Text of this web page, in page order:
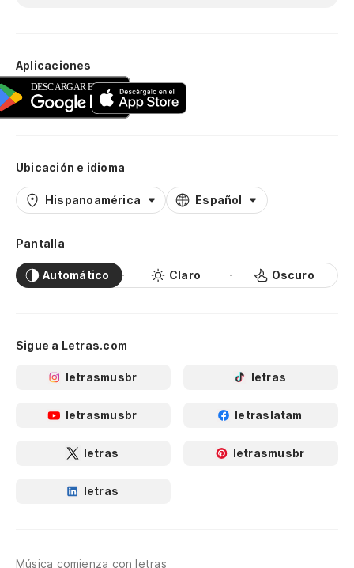
Aplicaciones
Ubicación e idioma
Hispanoamérica Español
Pantalla
Automático Claro Oscuro
Sigue a Letras.com
letrasmusbr letras
letrasmusbr letraslatam
letras letrasmusbr
letras
Música comienza con letras